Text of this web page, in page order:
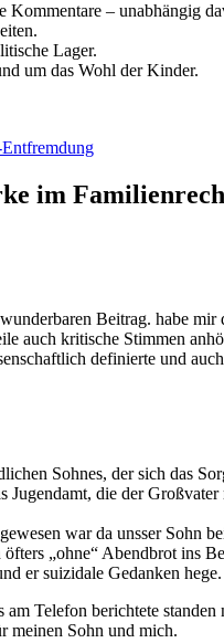
Kommentare – unabhängig
Lager.
um das Wohl der Kinder.
im
Beitrag. habe
auch kritische Stimmen
definierte und
Sohnes, der sich das
die der
war da unsser Sohn
„ohne“ Abendbrot ins
er suizidale Gedanken hege.
Telefon berichtete
meinen Sohn und mich.